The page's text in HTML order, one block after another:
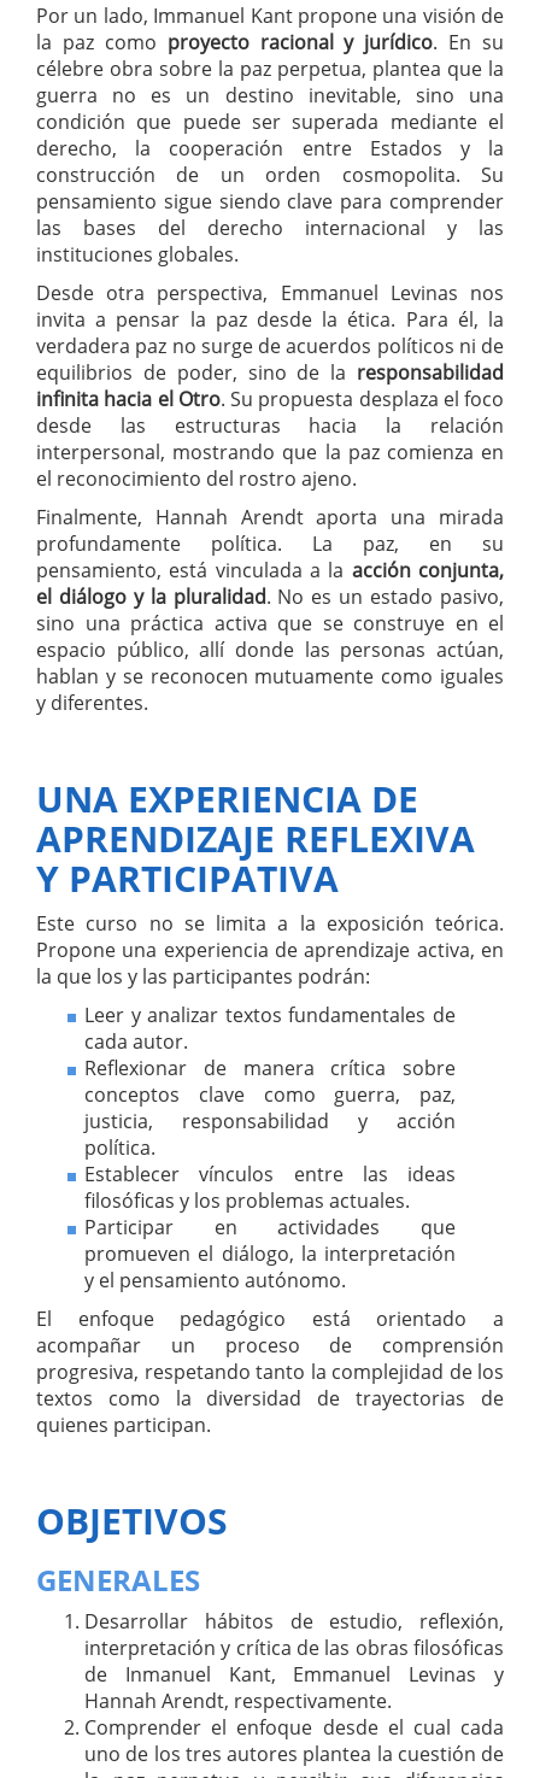
Por un lado, Immanuel Kant propone una visión de
la paz como proyecto racional y jurídico. En su
célebre obra sobre la paz perpetua, plantea que la
guerra no es un destino inevitable, sino una
condición que puede ser superada mediante el
derecho, la cooperación entre Estados y la
construcción de un orden cosmopolita. Su
pensamiento sigue siendo clave para comprender
las bases del derecho internacional y las
instituciones globales.
Desde otra perspectiva, Emmanuel Levinas nos
invita a pensar la paz desde la ética. Para él, la
verdadera paz no surge de acuerdos políticos ni de
equilibrios de poder, sino de la responsabilidad
infinita hacia el Otro. Su propuesta desplaza el foco
desde las estructuras hacia la relación
interpersonal, mostrando que la paz comienza en
el reconocimiento del rostro ajeno.
Finalmente, Hannah Arendt aporta una mirada
profundamente política. La paz, en su
pensamiento, está vinculada a la acción conjunta,
el diálogo y la pluralidad. No es un estado pasivo,
sino una práctica activa que se construye en el
espacio público, allí donde las personas actúan,
hablan y se reconocen mutuamente como iguales
y diferentes.
UNA EXPERIENCIA DE
APRENDIZAJE REFLEXIVA
Y PARTICIPATIVA
Este curso no se limita a la exposición teórica.
Propone una experiencia de aprendizaje activa, en
la que los y las participantes podrán:
Leer y analizar textos fundamentales de
cada autor.
Reflexionar de manera crítica sobre
conceptos clave como guerra, paz,
justicia, responsabilidad y acción
política.
Establecer vínculos entre las ideas
filosóficas y los problemas actuales.
Participar en actividades que
promueven el diálogo, la interpretación
y el pensamiento autónomo.
El enfoque pedagógico está orientado a
acompañar un proceso de comprensión
progresiva, respetando tanto la complejidad de los
textos como la diversidad de trayectorias de
quienes participan.
OBJETIVOS
GENERALES
Desarrollar hábitos de estudio, reflexión,
interpretación y crítica de las obras filosóficas
de Inmanuel Kant, Emmanuel Levinas y
Hannah Arendt, respectivamente.
Comprender el enfoque desde el cual cada
uno de los tres autores plantea la cuestión de